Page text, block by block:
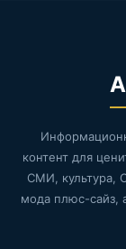
контент для
СМИ, культура,
мода плюс-сайз,